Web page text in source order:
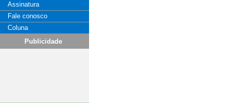
Assinatura
Fale conosco
Coluna
Publicidade